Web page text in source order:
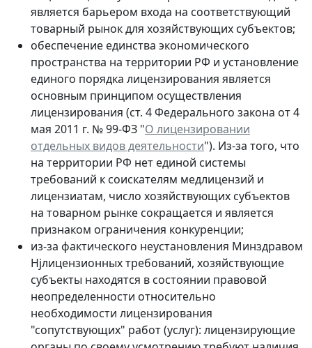
является барьером входа на соответствующий
товарный рынок для хозяйствующих субъектов;
обеспечение единства экономического
пространства на территории РФ и установление
единого порядка лицензирования является
основным принципом осуществления
лицензирования (ст. 4 Федерального закона от 4
мая 2011 г. № 99-ФЗ "О лицензировании
отдельных видов деятельности"). Из-за того, что
на территории РФ нет единой системы
требований к соискателям медлицензий и
лицензиатам, число хозяйствующих субъектов
на товарном рынке сокращается и является
признаком ограничения конкуренции;
из-за фактического неустановления Минздравом
Hjлицензионных требований, хозяйствующие
субъекты находятся в состоянии правовой
неопределенности относительно
необходимости лицензирования
"сопутствующих" работ (услуг): лицензирующие